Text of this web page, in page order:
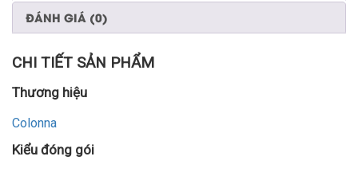
ĐÁNH GIÁ (0)
CHI TIẾT SẢN PHẨM
Thương hiệu
Colonna
Kiểu đóng gói